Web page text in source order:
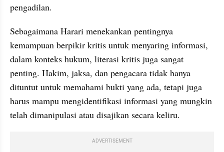
pengadilan.
Sebagaimana Harari menekankan pentingnya
kemampuan berpikir kritis untuk menyaring informasi,
dalam konteks hukum, literasi kritis juga sangat
penting. Hakim, jaksa, dan pengacara tidak hanya
dituntut untuk memahami bukti yang ada, tetapi juga
harus mampu mengidentifikasi informasi yang mungkin
telah dimanipulasi atau disajikan secara keliru.
ADVERTISEMENT